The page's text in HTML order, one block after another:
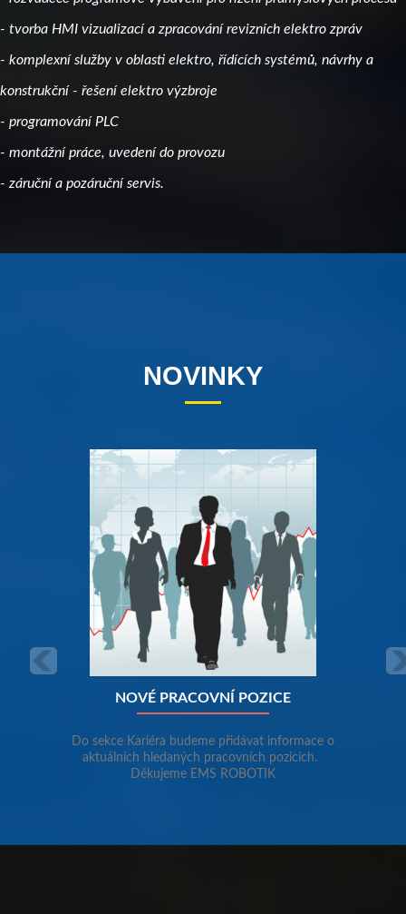
- tvorba HMI vizualizací a zpracování revizních elektro zpráv
- komplexní služby v oblasti elektro, řídících systémů, návrhy a
konstrukční - řešení elektro výzbroje
- programování PLC
- montážní práce, uvedení do provozu
- záruční a pozáruční servis.
NOVINKY
NOVÉ PRACOVNÍ POZICE
Do sekce Kariéra budeme přidávat informace o
aktuálních hledaných pracovních pozicích.
Děkujeme EMS ROBOTIK
Předchozí